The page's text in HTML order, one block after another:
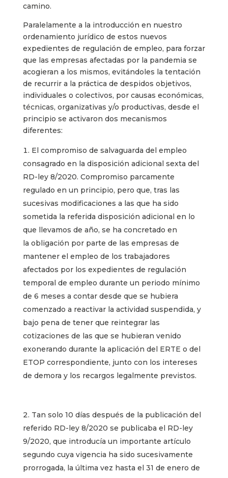
camino.
Paralelamente a la introducción en nuestro
ordenamiento jurídico de estos nuevos
expedientes de regulación de empleo, para forzar
que las empresas afectadas por la pandemia se
acogieran a los mismos, evitándoles la tentación
de recurrir a la práctica de despidos objetivos,
individuales o colectivos, por causas económicas,
técnicas, organizativas y/o productivas, desde el
principio se activaron dos mecanismos
diferentes:
El compromiso de salvaguarda del empleo
consagrado en la disposición adicional sexta del
RD-ley 8/2020. Compromiso parcamente
regulado en un principio, pero que, tras las
sucesivas modificaciones a las que ha sido
sometida la referida disposición adicional en lo
que llevamos de año, se ha concretado en
la obligación por parte de las empresas de
mantener el empleo de los trabajadores
afectados por los expedientes de regulación
temporal de empleo durante un periodo mínimo
de 6 meses a contar desde que se hubiera
comenzado a reactivar la actividad suspendida, y
bajo pena de tener que reintegrar las
cotizaciones de las que se hubieran venido
exonerando durante la aplicación del ERTE o del
ETOP correspondiente, junto con los intereses
de demora y los recargos legalmente previstos.
Tan solo 10 días después de la publicación del
referido RD-ley 8/2020 se publicaba el RD-ley
9/2020, que introducía un importante artículo
segundo cuya vigencia ha sido sucesivamente
prorrogada, la última vez hasta el 31 de enero de